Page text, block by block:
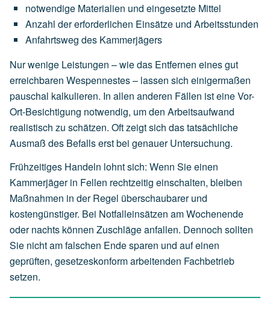
notwendige Materialien und eingesetzte Mittel
Anzahl dererforderlichen Einsätze und Arbeitsstunden
Anfahrtsweg des Kammerjägers
Nur wenige Leistungen – wie das Entfernen eines gut
erreichbaren Wespennestes – lassen sich einigermaßen
pauschal kalkulieren. In allen anderen Fällen ist eine Vor-
Ort-Besichtigung notwendig, um den Arbeitsaufwand
realistisch zu schätzen. Oft zeigt sich das tatsächliche
Ausmaß des Befalls erst bei genauer Untersuchung.
Frühzeitiges Handeln lohnt sich: Wenn Sie einen
Kammerjäger in Fellen rechtzeitig einschalten, bleiben
Maßnahmen in der Regel überschaubarer und
kostengünstiger. Bei Notfalleinsätzen am Wochenende
oder nachts können Zuschläge anfallen. Dennoch sollten
Sie nicht am falschen Ende sparen und auf einen
geprüften, gesetzeskonform arbeitenden Fachbetrieb
setzen.